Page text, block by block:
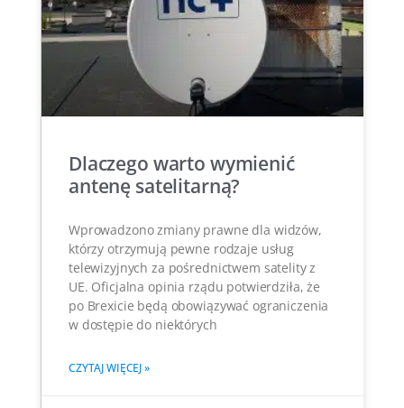
Dlaczego warto wymienić
antenę satelitarną?
Wprowadzono zmiany prawne dla widzów,
którzy otrzymują pewne rodzaje usług
telewizyjnych za pośrednictwem satelity z
UE. Oficjalna opinia rządu potwierdziła, że
po Brexicie będą obowiązywać ograniczenia
w dostępie do niektórych
CZYTAJ WIĘCEJ »